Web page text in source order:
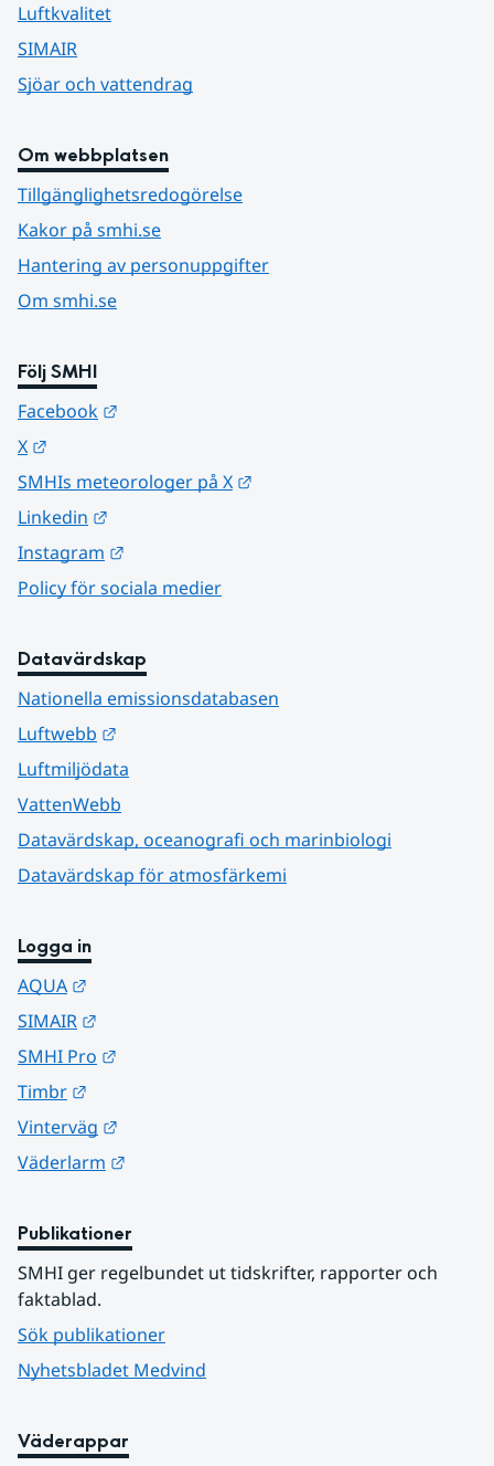
Luftkvalitet
SIMAIR
Sjöar och vattendrag
Om webbplatsen
Tillgänglighetsredogörelse
Kakor på smhi.se
Hantering av personuppgifter
Om smhi.se
Följ SMHI
Facebook
X
SMHIs meteorologer på X
Linkedin
Instagram
Policy för sociala medier
Datavärdskap
Nationella emissionsdatabasen
Luftwebb
Luftmiljödata
VattenWebb
Datavärdskap, oceanografi och marinbiologi
Datavärdskap för atmosfärkemi
Logga in
AQUA
SIMAIR
SMHI Pro
Timbr
Vinterväg
Väderlarm
Publikationer
SMHI ger regelbundet ut tidskrifter, rapporter och
faktablad.
Sök publikationer
Nyhetsbladet Medvind
Väderappar